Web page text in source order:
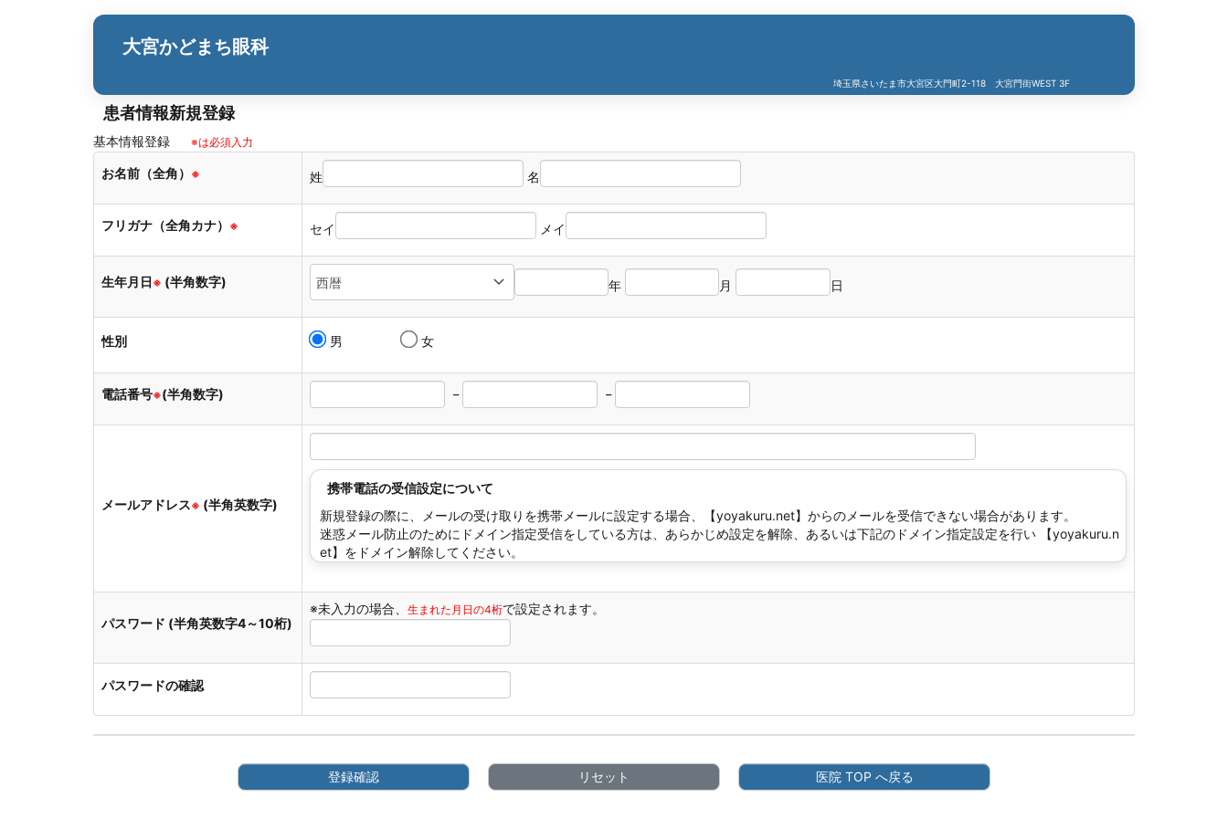
大宮かどまち眼科
埼玉県さいたま市大宮区大門町2-118 大宮門街WEST 3F
患者情報新規登録
基本情報登録 ※は必須入力
お名前（全角） ※ 姓 名
フリガナ（全角カナ） ※ セイ メイ
生年月日 ※ (半角数字) 年 月 日
性別 男 女
電話番号※(半角数字)
メールアドレス※ (半角英数字)
携帯電話の受信設定について
新規登録の際に、メールの受け取りを携帯メールに設定する場合、【yoyakuru.net】からのメールを受信できない場合があります。
迷惑メール防止のためにドメイン指定受信をしている方は、あらかじめ設定を解除、あるいは下記のドメイン指定設定を行い 【yoyakuru.n
et】をドメイン解除してください。
法
docomo
au
SoftBank
パスワード (半角英数字4～10桁)
※未入力の場合、 生まれた月日の4桁で設定されます。
パスワードの確認
登録確認 リセット 医院 TOP へ戻る